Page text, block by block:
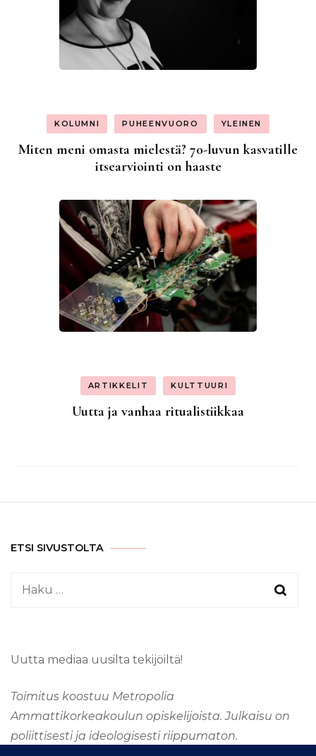
KOLUMNI PUHEENVUORO YLEINEN
Miten meni omasta mielestä? 70-luvun kasvatille
itsearviointi on haaste
ARTIKKELIT KULTTUURI
Uutta ja vanhaa ritualistiikkaa
ETSI SIVUSTOLTA
Haku:
Uutta mediaa uusilta tekijöiltä!
Toimitus koostuu Metropolia
Ammattikorkeakoulun opiskelijoista. Julkaisu on
poliittisesti ja ideologisesti riippumaton.